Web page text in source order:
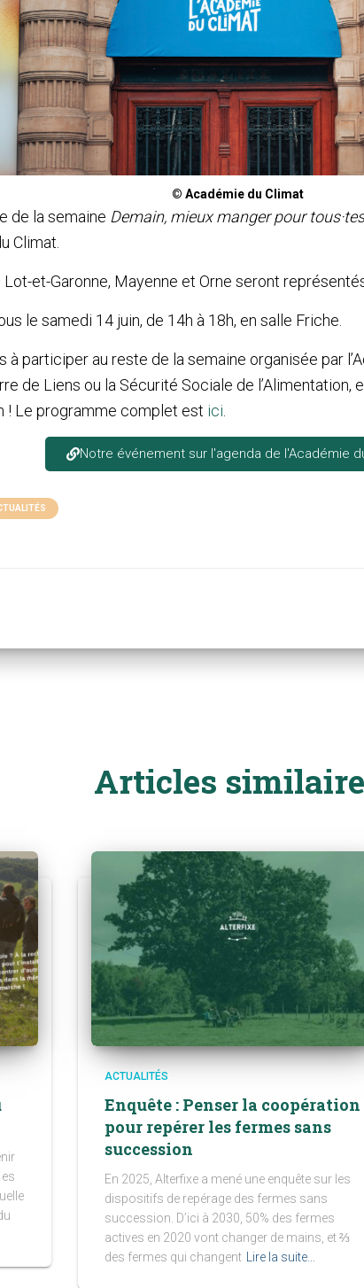
© Académie du Climat
de la semaine Demain, mieux manger pour
Climat.
et-Garonne, Mayenne et Orne seront
le samedi 14 juin, de 14h à 18h, en salle Friche.
à participer au reste de la semaine organisée par
de Liens ou la Sécurité Sociale de l’Alimentation,
! Le programme complet est ici
Notre événement sur l'agenda de l'Académie
Articles
ACTUALITÉS
Enquête : Penser la coopération
pour repérer les fermes sans
succession
En 2025, Alterfixe a mené une enquête sur les
dispositifs de repérage des fermes sans
succession. D’ici à 2030, 50% des fermes
actives en 2020 vont changer de mains, et ⅔
des fermes qui changent Lire la suite…